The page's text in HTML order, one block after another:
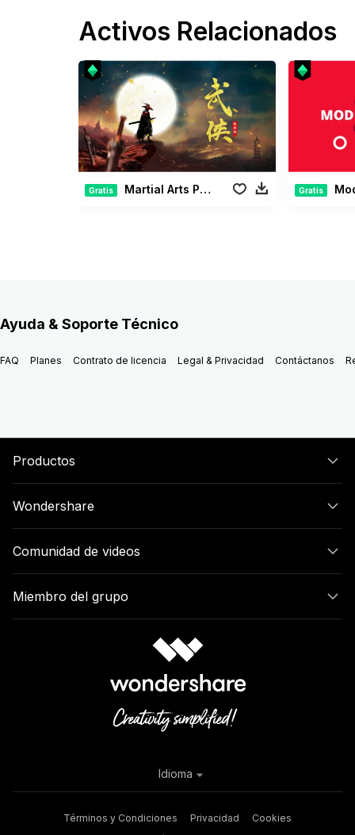
Activos Relacionados
Gratis Martial Arts Pack Gratis
Ayuda & Soporte Técnico
FAQ Planes Contrato de licencia Legal & Privacidad Contáctanos
Productos
Wondershare
Comunidad de videos
Miembro del grupo
Términos y Condiciones Privacidad
Cookies
Idioma